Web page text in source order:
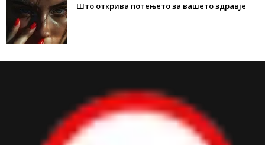
Што открива потењето за вашето здравје